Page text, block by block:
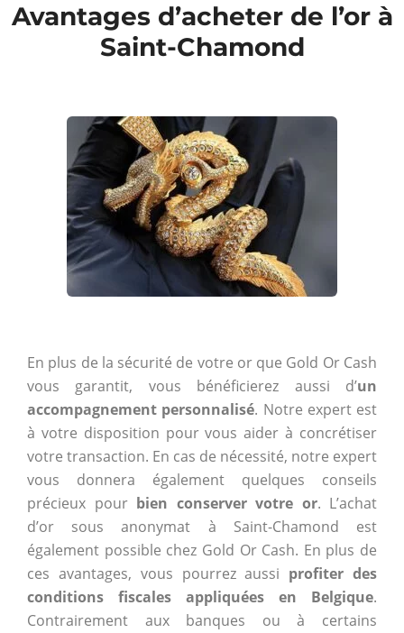
Avantages d’acheter de l’or à
Saint-Chamond
En plus de la sécurité de votre or que Gold Or Cash
vous garantit, vous bénéficierez aussi d’un
accompagnement personnalisé. Notre expert est
à votre disposition pour vous aider à concrétiser
votre transaction. En cas de nécessité, notre expert
vous donnera également quelques conseils
précieux pour bien conserver votre or. L’achat
d’or sous anonymat à Saint-Chamond est
également possible chez Gold Or Cash. En plus de
ces avantages, vous pourrez aussi profiter des
conditions fiscales appliquées en Belgique.
Contrairement aux banques ou à certains